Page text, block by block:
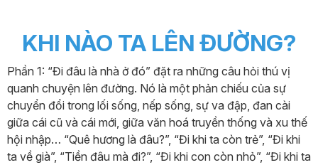
KHI NÀO TA LÊN ĐƯỜNG?
Phần 1: “Đi đâu là nhà ở đó” đặt ra những câu hỏi thú vị
quanh chuyện lên đường. Nó là một phản chiếu của sự
chuyển đổi trong lối sống, nếp sống, sự va đập, đan cài
giữa cái cũ và cái mới, giữa văn hoá truyền thống và xu thế
hội nhập… “Quê hương là đâu?”, “Đi khi ta còn trẻ”, “Đi khi
ta về già”, “Tiền đâu mà đi?”, “Đi khi con còn nhỏ”, “Đi khi ta